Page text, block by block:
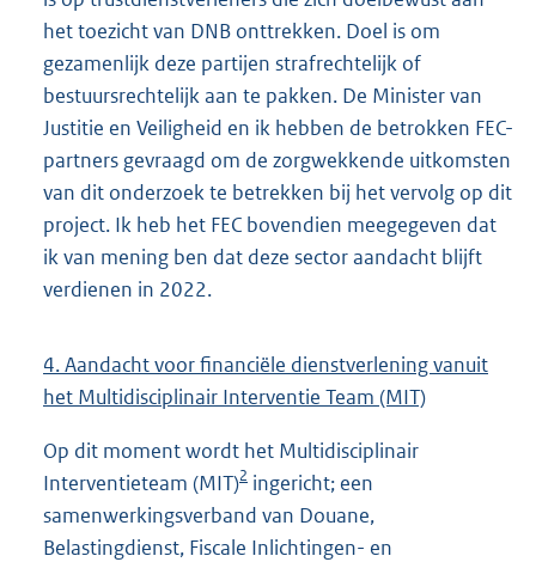
het toezicht van DNB onttrekken. Doel is om
gezamenlijk deze partijen strafrechtelijk of
bestuursrechtelijk aan te pakken. De Minister van
Justitie en Veiligheid en ik hebben de betrokken FEC-
partners gevraagd om de zorgwekkende uitkomsten
van dit onderzoek te betrekken bij het vervolg op dit
project. Ik heb het FEC bovendien meegegeven dat
ik van mening ben dat deze sector aandacht blijft
verdienen in 2022.
4. Aandacht voor financiële dienstverlening vanuit
het Multidisciplinair Interventie Team (MIT)
Op dit moment wordt het Multidisciplinair
Interventieteam (MIT)2 ingericht; een
samenwerkingsverband van Douane,
Belastingdienst, Fiscale Inlichtingen- en